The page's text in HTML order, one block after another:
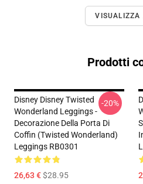
VISUALIZZA
Prodotti
Disney Disney Twisted
Wonderland Leggings -
Decorazione Della Porta Di
Coffin (Twisted Wonderland)
Leggings RB0301
26,63 €$28.95
-20%